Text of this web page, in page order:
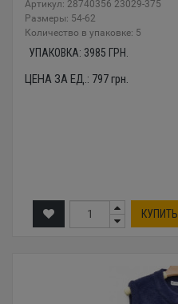
Артикул: 28740356 23029-375
Размеры: 54-62
Количество в упаковке: 5
УПАКОВКА: 3985 ГРН.
ЦЕНА ЗА ЕД.: 797грн.
КУПИТЬ